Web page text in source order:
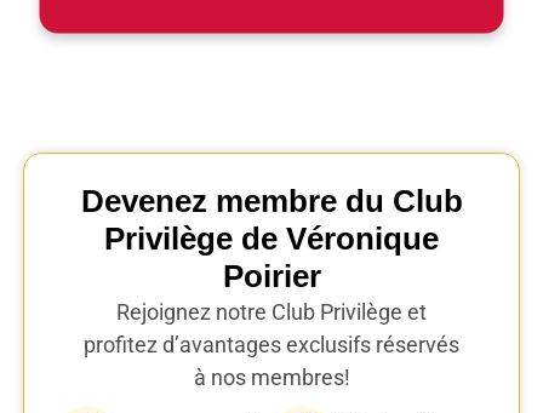
Devenez membre du Club
Privilège de Véronique
Poirier
Rejoignez notre Club Privilège et
profitez d’avantages exclusifs réservés
à nos membres!